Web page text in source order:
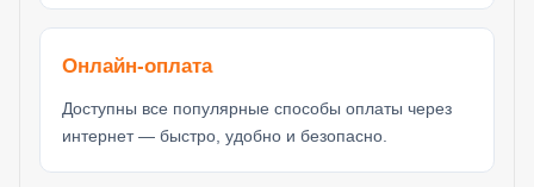
Онлайн-оплата
Доступны все популярные способы оплаты через
интернет — быстро, удобно и безопасно.